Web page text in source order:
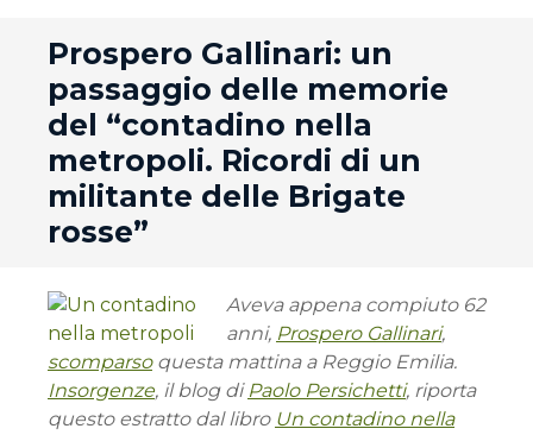
Prospero Gallinari: un
passaggio delle memorie
del “contadino nella
metropoli. Ricordi di un
militante delle Brigate
rosse”
Aveva appena compiuto 62
anni, Prospero Gallinari,
scomparsoquesta mattina a Reggio Emilia.
Insorgenze, il blog di Paolo Persichetti, riporta
questo estratto dal libro Un contadino nella